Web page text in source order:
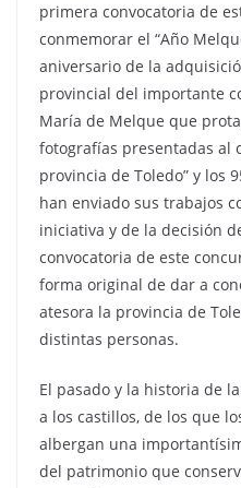
primera convocatoria de
conmemorar el “Año
aniversario de la
provincial del importante
María de Melque que
fotografías presentadas al
provincia de Toledo” y los
han enviado sus trabajos
iniciativa y de la decisión
convocatoria de este
forma original de dar a
atesora la provincia de
distintas personas.
El pasado y la historia de
a los castillos, de los que
albergan una
del patrimonio que